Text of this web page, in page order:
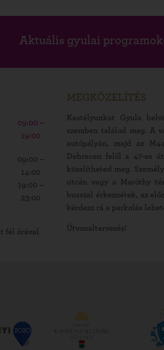
Aktuális gyulai
09:00 –
19:00
09:00 –
14:00
19:00 –
23:00
fél órával.
MEGKÖZELÍTÉS
Kastélyunkat Gyula
szemben találod meg. A
autópályán, majd az
Debrecen felől a 47-es
közelítheted meg.
utcán vagy a Maróthy
busszal érkeznétek, az
kérdezz rá a parkolás
Útvonaltervezés!